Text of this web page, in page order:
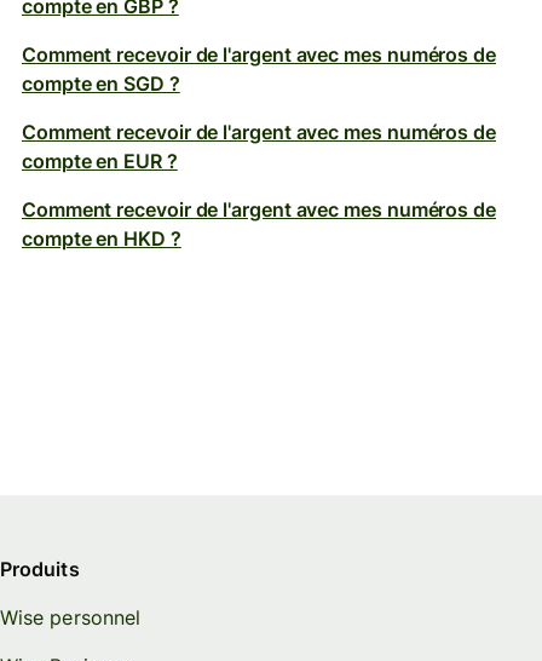
compte en GBP ?
Comment recevoir de l'argent avec mes numéros de
compte en SGD ?
Comment recevoir de l'argent avec mes numéros de
compte en EUR ?
Comment recevoir de l'argent avec mes numéros de
compte en HKD ?
Produits
Wise personnel